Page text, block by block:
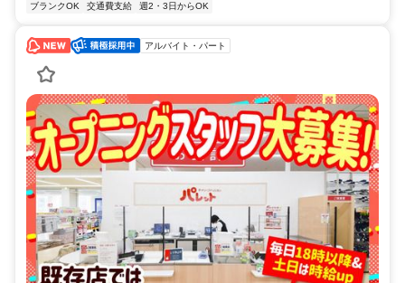
ブランクOK
交通費支給 週2・3日からOK
アルバイト・パート